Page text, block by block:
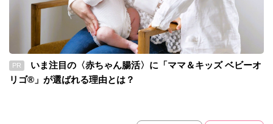
PR
いま注目の〈赤ちゃん腸活〉に「ママ＆キッズ ベビーオ
リゴ®」が選ばれる理由とは？